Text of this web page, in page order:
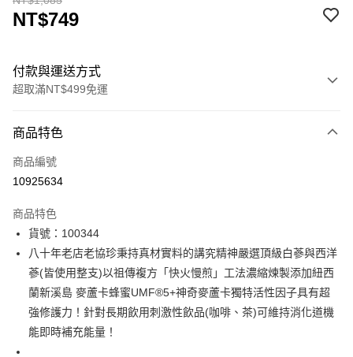
NT$749
付款與運送方式
超取滿NT$499免運
icash Pay
信用卡一次付款
LINE Pay
Apple Pay
街口支付
悠遊付
商品特色
商品編號
10925634
商品特色
貨號：100344
八十年老店老協珍秉持真材實料的講究精神嚴選頂級白蔘與西洋
蔘(皆使用整支)以祖傳複方「快火慢煎」工法濃縮煉製添加紐西
蘭新溪島 麥蘆卡蜂蜜UMF®5+神奇麥蘆卡獨特活性因子具有超
強修護力！針對長期飲用刺激性飲品(咖啡、茶)可維持消化道機
能即時補充能量！